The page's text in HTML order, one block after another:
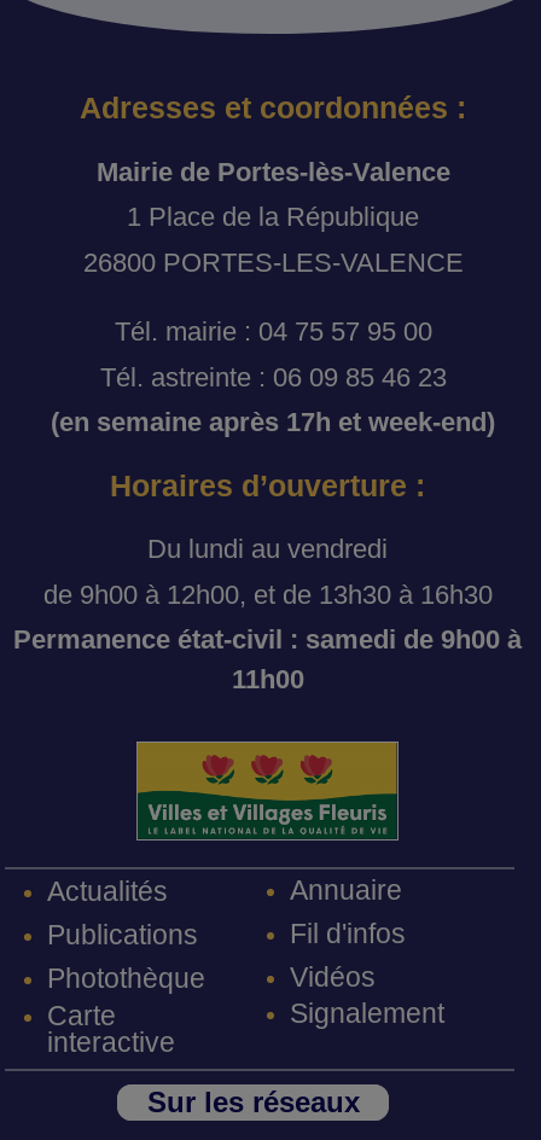
Adresses et coordonnées :
Mairie de Portes-lès-Valence
1 Place de la République
26800 PORTES-LES-VALENCE
Tél. mairie : 04 75 57 95 00
Tél. astreinte : 06 09 85 46 23
(en semaine après 17h et week-end)
Horaires d’ouverture :
Du lundi au vendredi
de 9h00 à 12h00, et de 13h30 à 16h30
Permanence état-civil : samedi de 9h00 à
11h00
Actualités
Publications
Photothèque
Carte
interactive
Annuaire
Fil d'infos
Vidéos
Signalement
Sur les réseaux